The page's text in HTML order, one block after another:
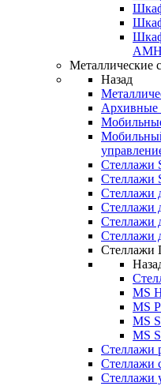
Металлические
Назад
Архивные
Стеллажи
Стеллажи
Стеллажи
Стеллажи
Стеллажи
Стеллажи
Стеллажи
MS
MS
MS
MS
Стеллажи
Стеллажи
Стеллажи